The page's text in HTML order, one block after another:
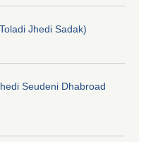
Jhedi Sadak)
Seudeni Dhabroad